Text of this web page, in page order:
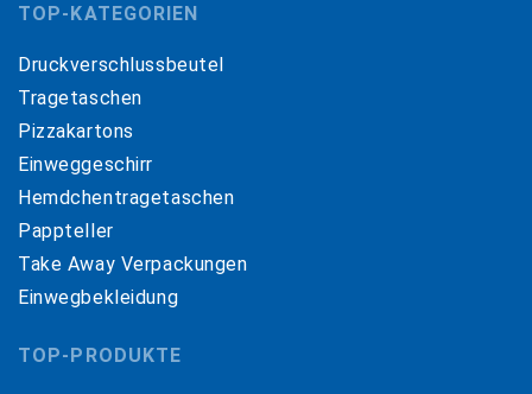
TOP-KATEGORIEN
Druckverschlussbeutel
Tragetaschen
Pizzakartons
Einweggeschirr
Hemdchentragetaschen
Pappteller
Take Away Verpackungen
Einwegbekleidung
TOP-PRODUKTE